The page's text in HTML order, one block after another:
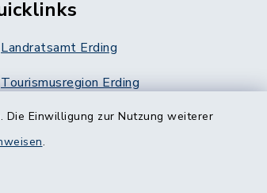
Die Einwilligung zur Nutzung weiterer
.
Landratsamt Erding
Tourismusregion Erding
Ausschreibungen